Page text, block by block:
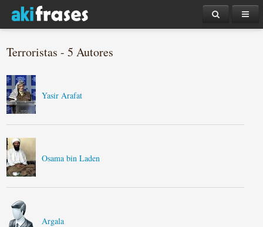
Terroristas - 5 Autores
Yasir Arafat
Osama bin Laden
Argala